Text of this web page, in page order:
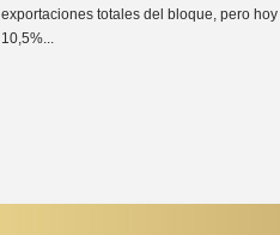
exportaciones totales del bloque, pero
10,5%...